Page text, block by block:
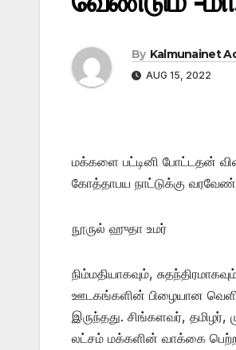
By Kalmunainet
AUG 15, 2022
மக்களை பட்டினி போட்டதன்
கோத்தாபய நாட்டுக்கு
நூருல் ஹுதா உமர்
நிம்மதியாகவும்,
ஊடகங்களின் பிழையான
இருந்தது. சிங்களவர்,
லட்சம் மக்களின் வாக்கை